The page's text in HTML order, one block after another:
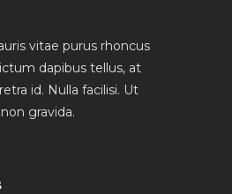
vitae purus rhoncus
dapibus tellus, at
id. Nulla facilisi. Ut
gravida.